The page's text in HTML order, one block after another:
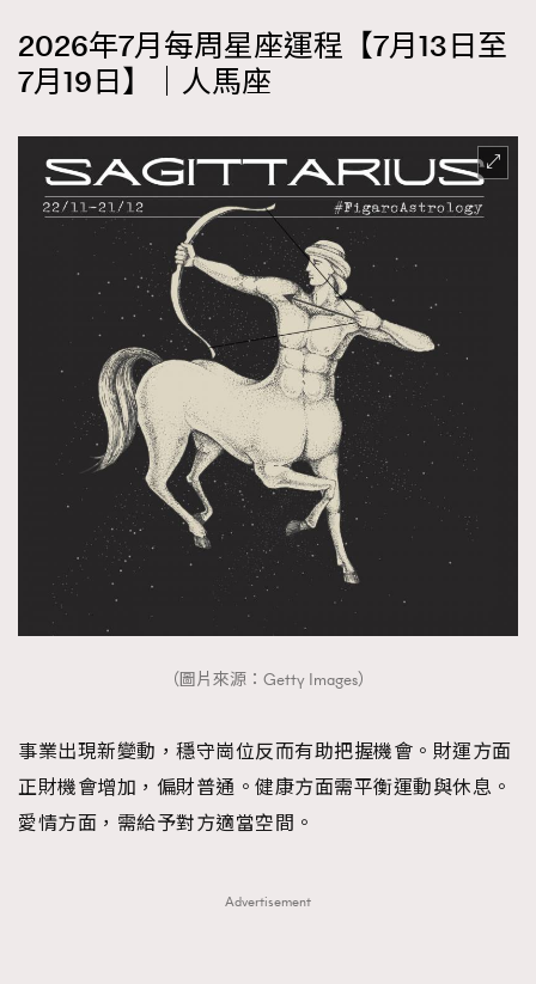
2026年7月每周星座運程【7月13日至
7月19日】｜人馬座
（圖片來源：Getty Images）
事業出現新變動，穩守崗位反而有助把握機會。財運方面
正財機會增加，偏財普通。健康方面需平衡運動與休息。
愛情方面，需給予對方適當空間。
Advertisement